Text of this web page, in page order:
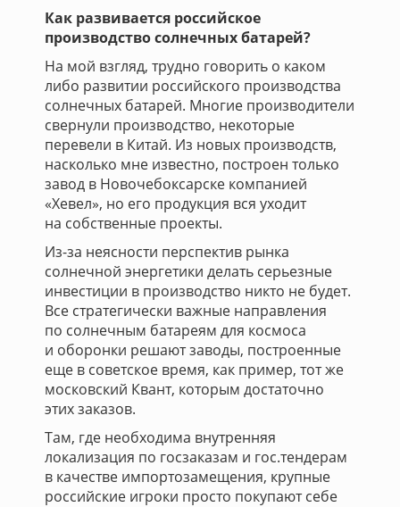
Как развивается российское
производство солнечных батарей?
На мой взгляд, трудно говорить о каком
либо развитии российского производства
солнечных батарей. Многие производители
свернули производство, некоторые
перевели в Китай. Из новых производств,
насколько мне известно, построен только
завод в Новочебоксарске компанией
«Хевел», но его продукция вся уходит
на собственные проекты.
Из-за неясности перспектив рынка
солнечной энергетики делать серьезные
инвестиции в производство никто не будет.
Все стратегически важные направления
по солнечным батареям для космоса
и оборонки решают заводы, построенные
еще в советское время, как пример, тот же
московский Квант, которым достаточно
этих заказов.
Там, где необходима внутренняя
локализация по госзаказам и гос.тендерам
в качестве импортозамещения, крупные
российские игроки просто покупают себе